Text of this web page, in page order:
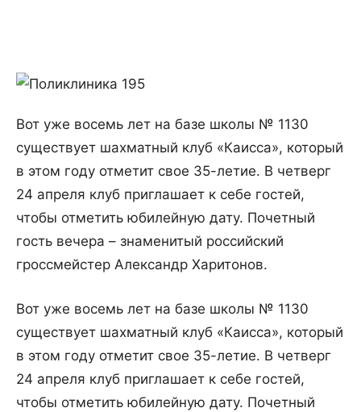
Вот уже восемь лет на базе школы № 1130
существует шахматный клуб «Каисса», который
в этом году отметит свое 35-летие. В четверг
24 апреля клуб приглашает к себе гостей,
чтобы отметить юбилейную дату. Почетный
гость вечера – знаменитый российский
гроссмейстер Александр Харитонов.
Вот уже восемь лет на базе школы № 1130
существует шахматный клуб «Каисса», который
в этом году отметит свое 35-летие. В четверг
24 апреля клуб приглашает к себе гостей,
чтобы отметить юбилейную дату. Почетный